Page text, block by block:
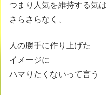
つまり人気を維持する気は
さらさらなく、
人の勝手に作り上げた
イメージに
ハマりたくないって言う